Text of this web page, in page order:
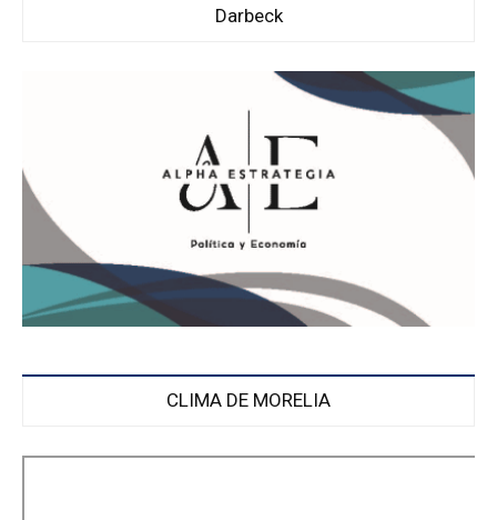
Darbeck
CLIMA DE MORELIA